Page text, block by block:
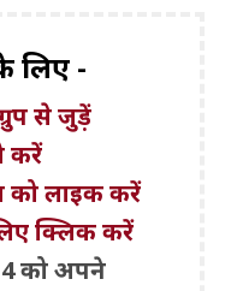
लिए -
से जुड़ें
करें
लाइक करें
क्लिक करें
को अपने